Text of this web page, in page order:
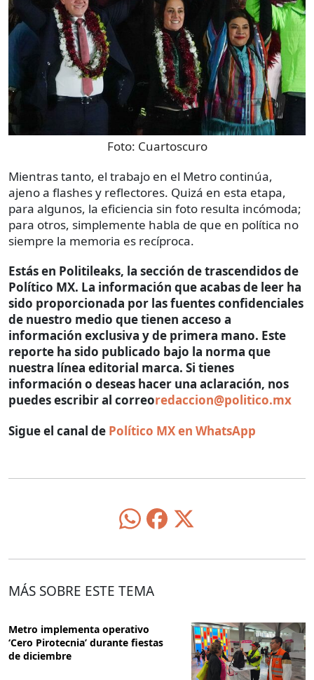
Foto: Cuartoscuro
Mientras tanto, el trabajo en el Metro continúa,
ajeno a flashes y reflectores. Quizá en esta etapa,
para algunos, la eficiencia sin foto resulta incómoda;
para otros, simplemente habla de que en política no
siempre la memoria es recíproca.
Estás en Politileaks, la sección de trascendidos de
Político MX. La información que acabas de leer ha
sido proporcionada por las fuentes confidenciales
de nuestro medio que tienen acceso a
información exclusiva y de primera mano. Este
reporte ha sido publicado bajo la norma que
nuestra línea editorial marca. Si tienes
información o deseas hacer una aclaración, nos
puedes escribir al correoredaccion@politico.mx
Sigue el canal de Político MX en WhatsApp
MÁS SOBRE ESTE TEMA
Metro implementa operativo
‘Cero Pirotecnia’ durante fiestas
de diciembre